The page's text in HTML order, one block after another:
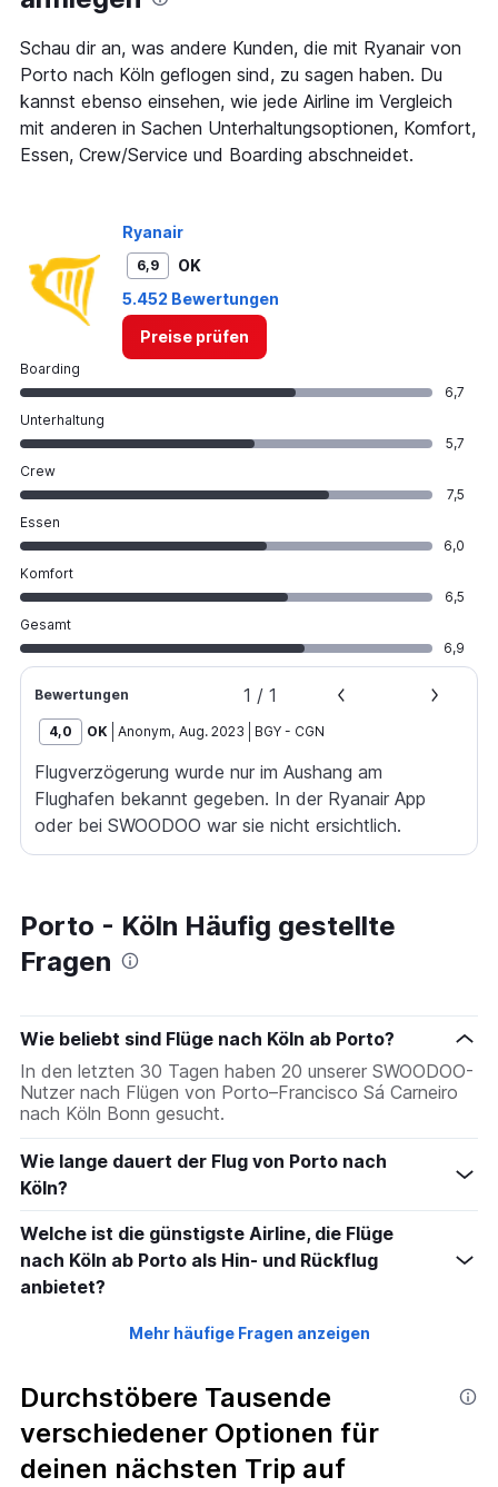
chart
1
Y
displaying
values.
Range:
Schau dir an, was andere Kunden, die mit Ryanair von
Porto nach Köln geflogen sind, zu sagen haben. Du
kannst ebenso einsehen, wie jede Airline im Vergleich
mit anderen in Sachen Unterhaltungsoptionen, Komfort,
Essen, Crew/Service und Boarding abschneidet.
Ryanair
6,9
OK
5.452 Bewertungen
Preise prüfen
Boarding
6,7
Unterhaltung
5,7
Crew
7,5
Essen
6,0
Komfort
6,5
Gesamt
6,9
Bewertungen 1 / 1
4,0 OK Anonym, Aug. 2023 BGY - CGN
Flugverzögerung wurde nur im Aushang am
Flughafen bekannt gegeben. In der Ryanair App
oder bei SWOODOO war sie nicht ersichtlich.
Porto - Köln Häufig gestellte
Fragen
Wie beliebt sind Flüge nach Köln ab Porto?
In den letzten 30 Tagen haben 20 unserer SWOODOO-
Nutzer nach Flügen von Porto–Francisco Sá Carneiro
nach Köln Bonn gesucht.
Wie lange dauert der Flug von Porto nach
Köln?
Welche ist die günstigste Airline, die Flüge
nach Köln ab Porto als Hin- und Rückflug
anbietet?
Mehr häufige Fragen anzeigen
Durchstöbere Tausende
verschiedener Optionen für
deinen nächsten Trip auf